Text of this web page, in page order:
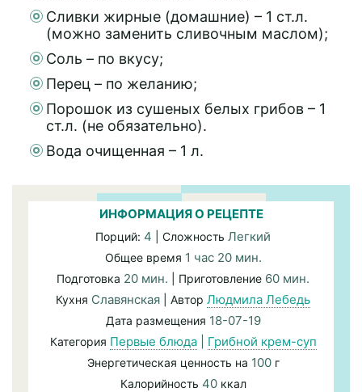
Сливки жирные (домашние) – 1 ст.л.
(можно заменить сливочным маслом);
Соль – по вкусу;
Перец – по желанию;
Порошок из сушеных белых грибов – 1
ст.л. (не обязательно).
Вода очищенная – 1 л.
ИНФОРМАЦИЯ О РЕЦЕПТЕ
Порций: 4 | Сложность Легкий
Общее время 1 час 20 мин.
Подготовка 20 мин. | Приготовление 60 мин.
Кухня Славянская | Автор Людмила Лебедь
Дата размещения 18-07-19
Категория Первые блюда| Грибной крем-суп
Энергетическая ценность на 100г
Калорийность 40ккал